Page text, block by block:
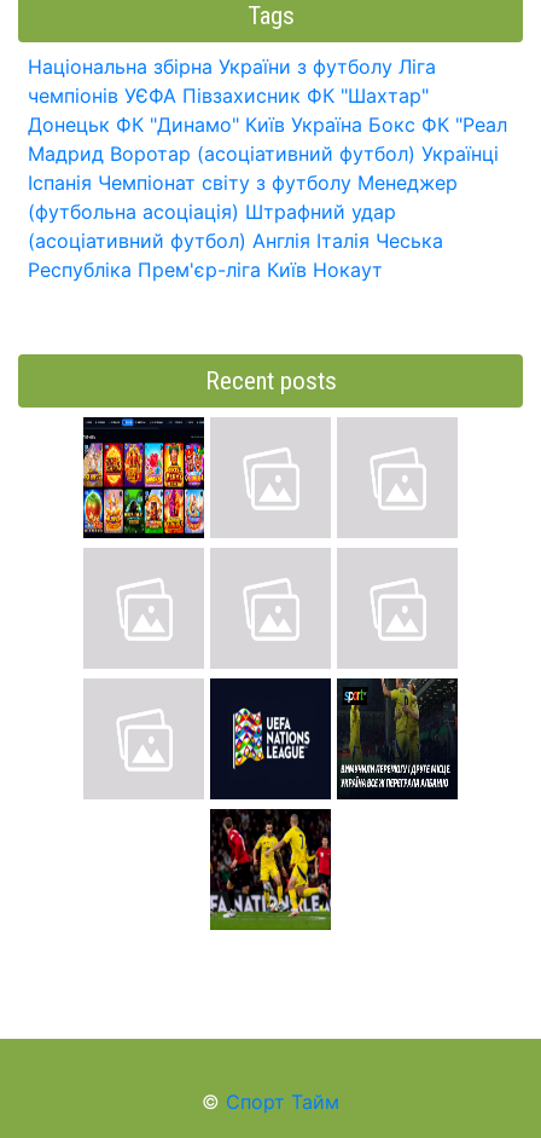
Tags
Національна збірна України з футболу Ліга
чемпіонів УЄФА Півзахисник ФК "Шахтар"
Донецьк ФК "Динамо" Київ Україна Бокс ФК "Реал
Мадрид Воротар (асоціативний футбол) Українці
Іспанія Чемпіонат світу з футболу Менеджер
(футбольна асоціація) Штрафний удар
(асоціативний футбол) Англія Італія Чеська
Республіка Прем'єр-ліга Київ Нокаут
Recent posts
© Спорт Тайм